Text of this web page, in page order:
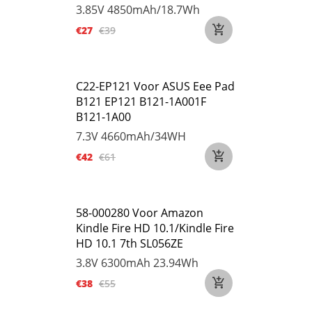
3.85V4850mAh/18.7Wh
€27 €39
C22-EP121 Voor ASUS Eee Pad
B121 EP121 B121-1A001F
B121-1A00
7.3V4660mAh/34WH
€42 €61
58-000280 Voor Amazon
Kindle Fire HD 10.1/Kindle Fire
HD 10.1 7th SL056ZE
3.8V 6300mAh 23.94Wh
€38 €55